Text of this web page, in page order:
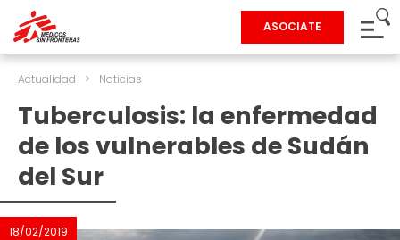
ASOCIATE
Actualidad > Noticias
Tuberculosis: la enfermedad
de los vulnerables de Sudán
del Sur
18/02/2019